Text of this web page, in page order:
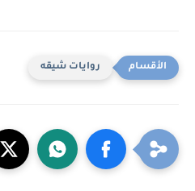
روايات شيقه